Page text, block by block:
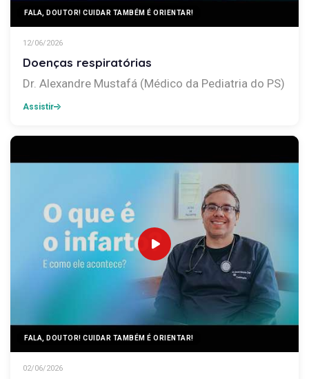
FALA, DOUTOR! CUIDAR TAMBÉM É ORIENTAR!
12/06/2026
Doenças respiratórias
Dr. Alexandre Mustafá (Médico da Pediatria do PS)
Assistir
FALA, DOUTOR! CUIDAR TAMBÉM É ORIENTAR!
02/06/2026